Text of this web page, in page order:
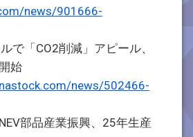
news/901666-
で「CO2削減」アピール、
始
news/502466-
部品産業振興、25年生産